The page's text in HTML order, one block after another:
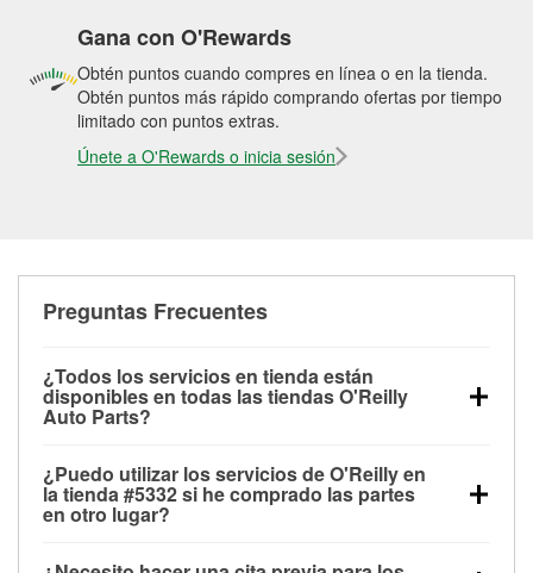
Gana con O'Rewards
Obtén puntos cuando compres en línea o en la tienda.
Obtén puntos más rápido comprando ofertas por tiempo
limitado con puntos extras.
Únete a O'Rewards o inicia sesión
Preguntas Frecuentes
¿Todos los servicios en tienda están
disponibles en todas las tiendas O'Reilly
Auto Parts?
las pruebas de batería, pruebas de alternador y
motor de arranque, revisión de la luz “Check Engine”
con O'Reilly VeriScan® e instalación de
limpiaparabrisas o bombillas, están disponibles en
¿Puedo utilizar los servicios de O'Reilly en
la tienda #5332 si he comprado las partes
en otro lugar?